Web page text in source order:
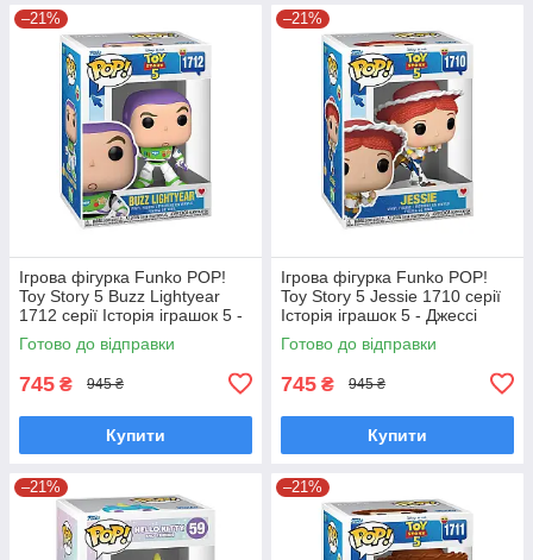
–21%
Ігрова фігурка Funko POP!
Toy Story 5 Buzz Lightyear
1712 серії Історія іграшок 5 -
Базз Лайтер Фанко Поп
90768
Готово до відправки
745 ₴ 945 ₴
Купити
–21%
Ігрова фігурка Funko POP!
Toy Story 5 Jessie 1710 серії
Історія іграшок 5 - Джессі
Фанко Поп 90766
Готово до відправки
745 ₴ 945 ₴
Купити
–21% –21%